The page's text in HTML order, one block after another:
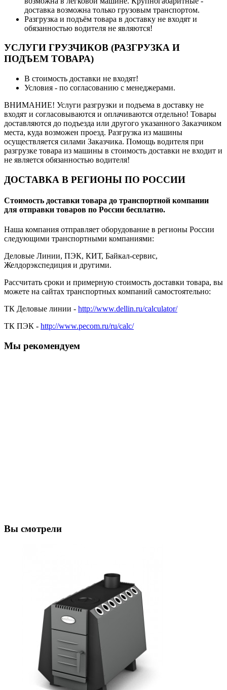
доставка возможна только грузовым транспортом.
Разгрузка и подъём товара в доставку не входят и
обязанностью водителя не являются!
УСЛУГИ ГРУЗЧИКОВ (РАЗГРУЗКА И
ПОДЪЕМ ТОВАРА)
В стоимость доставки не входят!
Условия - по согласованию с менеджерами.
ВНИМАНИЕ! Услуги разгрузки и подъема в доставку не
входят и согласовываются и оплачиваются отдельно! Товары
доставляются до подъезда или другого указанного Заказчиком
места, куда возможен проезд. Разгрузка из машины
осуществляется силами Заказчика. Помощь водителя при
разгрузке товара из машины в стоимость доставки не входит и
не является обязанностью водителя!
ДОСТАВКА В РЕГИОНЫ ПО РОССИИ
Стоимость доставки товара до транспортной компании
для отправки товаров по России бесплатно.
Наша компания отправляет оборудование в регионы России
следующими транспортными компаниями:
Деловые Линии, ПЭК, КИТ, Байкал-сервис,
Желдорэкспедиция и другими.
Рассчитать сроки и примерную стоимость доставки товара, вы
можете на сайтах транспортных компаний самостоятельно:
ТК Деловые линии - http://www.dellin.ru/calculator/
ТК ПЭК - http://www.pecom.ru/ru/calc/
Мы рекомендуем
Вы смотрели